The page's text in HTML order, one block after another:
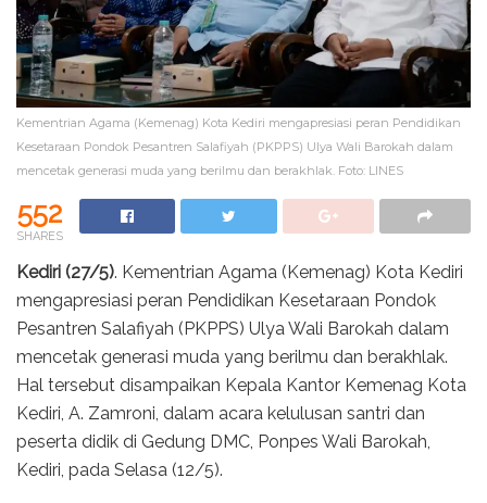
Kementrian Agama (Kemenag) Kota Kediri mengapresiasi peran Pendidikan
Kesetaraan Pondok Pesantren Salafiyah (PKPPS) Ulya Wali Barokah dalam
mencetak generasi muda yang berilmu dan berakhlak. Foto: LINES
552
SHARES
Kediri (27/5). Kementrian Agama (Kemenag) Kota Kediri
mengapresiasi peran Pendidikan Kesetaraan Pondok
Pesantren Salafiyah (PKPPS) Ulya Wali Barokah dalam
mencetak generasi muda yang berilmu dan berakhlak.
Hal tersebut disampaikan Kepala Kantor Kemenag Kota
Kediri, A. Zamroni, dalam acara kelulusan santri dan
peserta didik di Gedung DMC, Ponpes Wali Barokah,
Kediri, pada Selasa (12/5).